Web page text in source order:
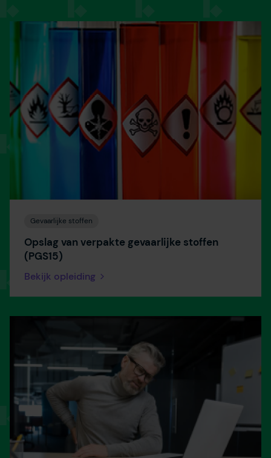
Gevaarlijke stoffen
Opslag van verpakte gevaarlijke stoffen
(PGS15)
Bekijk opleiding